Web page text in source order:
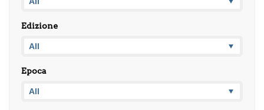
Edizione
Epoca